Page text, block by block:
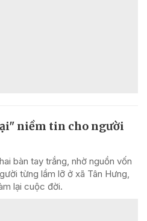
niềm tin cho người
bàn tay trắng, nhờ nguồn vốn
từng lầm lỡ ở xã Tân Hưng,
lại cuộc đời.